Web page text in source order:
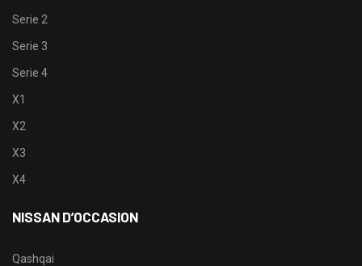
Serie 2
Serie 3
Serie 4
X1
X2
X3
X4
NISSAN D’OCCASION
Qashqai